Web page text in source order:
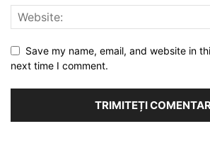
Save my name, email, and website in
next time I comment.